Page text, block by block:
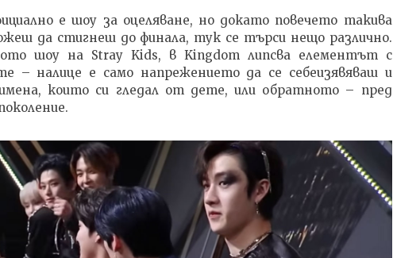
е шоу за оцеляване, но докато повечето такива
да стигнеш до финала, тук се търси нещо различно.
шоу на Stray Kids, в Kingdom липсва елементът с
– налице е само напрежението да се себеизявяваш и
които си гледал от дете, или обратното – пред